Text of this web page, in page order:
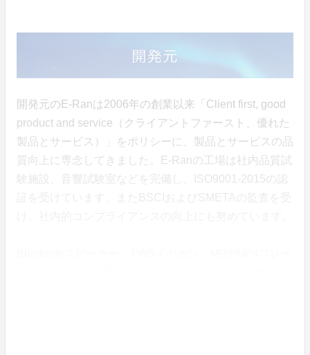
開発元のE-Ranは2006年の創業以来「Client first, good
product and service（クライアントファースト、優れた
製品とサービス）」をポリシーに、製品とサービスの品
質向上に専念してきました。E-Ranの工場は社内品質試
験施設、音響試験室などを完備し、ISO9001-2015の認